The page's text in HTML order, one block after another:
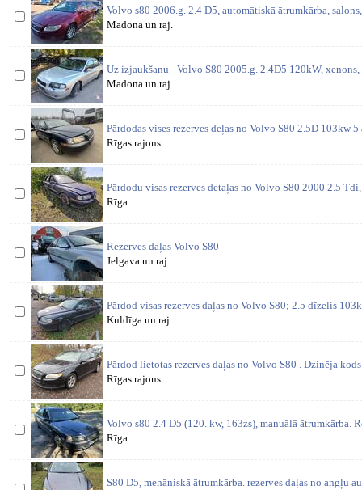
Volvo s80 2006.g. 2.4 D5, automātiskā ātrumkārba,
Madona un raj.
Uz izjaukšanu - Volvo S80 2005.g. 2.4D5 120kW,
Madona un raj.
Pārdodas vises rezerves deļas no Volvo S80 2.5D 103kw
Rīgas rajons
Pārdodu visas rezerves detaļas no Volvo S80 2000 2.5
Rīga
Rezerves daļas Volvo S80
Jelgava un raj.
Pārdod visas rezerves daļas no Volvo S80; 2.5 dīzelis
Kuldīga un raj.
Pārdod lietotas rezerves daļas no Volvo S80 . Dzinēja
Rīgas rajons
Volvo s80 2.4 D5 (120. kw, 163zs), manuālā ātrumkārba.
Rīga
S80 D5, mehāniskā ātrumkārba. rezerves daļas no angļu